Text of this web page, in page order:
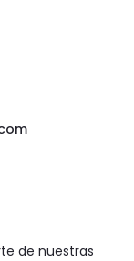
de nuestras